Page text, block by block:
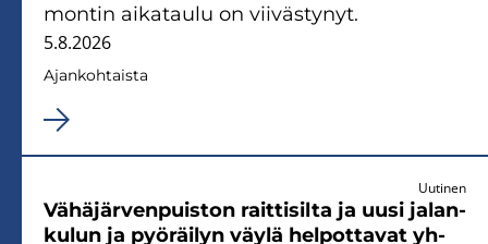
mon­tin ai­ka­tau­lu on vii­väs­ty­nyt.
5.8.2026
Ajan­koh­tais­ta
Uutinen
Vä­hä­jär­ven­puis­ton rait­ti­sil­ta ja uusi ja­lan­
ku­lun ja pyö­räi­lyn väylä hel­pot­ta­vat yh­